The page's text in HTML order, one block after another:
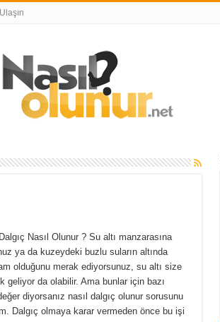
Nasıl Olunur ? Su altı manzarasına
ya da kuzeydeki buzlu suların altında
olduğunu merak ediyorsunuz, su altı size
geliyor da olabilir. Ama bunlar için bazı
diyorsanız nasıl dalgıç olunur sorusunu
Dalgıç olmaya karar vermeden önce bu işi